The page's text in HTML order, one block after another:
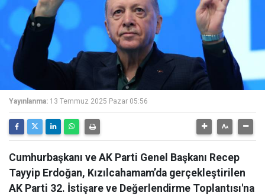
Yayınlanma: 13 Temmuz 2025 Pazar 05:56
Cumhurbaşkanı ve AK Parti Genel Başkanı Recep
Tayyip Erdoğan, Kızılcahamam’da gerçekleştirilen
AK Parti 32. İstişare ve Değerlendirme Toplantısı'na